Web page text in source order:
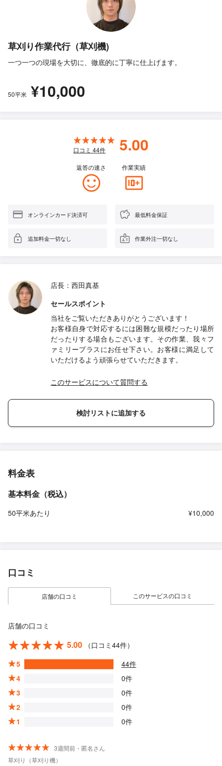
草刈り作業代行（草刈機)
一つ一つの現場を大切に、徹底的に丁寧に仕上げます。
50平米 ¥10,000
口コミ 44件 5.00
返答の速さ 作業実績
オンラインカード決済可 最低料金保証
追加料金一切なし 作業外注一切なし
店長：西田真基
セールスポイント
当社をご覧いただきありがとうございます！
お客様自身で対応するには困難な規模だったり場所
だったりする場合もございます。その作業、我々フ
ァミリープラスにお任せ下さい。お客様に満足して
いただけるよう頑張らせていただきます。
このサービスについて質問する
検討リストに追加する
料金表
基本料金（税込）
50平米あたり ¥10,000
口コミ
店舗の口コミ このサービスの口コミ
店舗の口コミ
5.00
（口コミ44件）
5
44件
4
0件
3
0件
2
0件
1
0件
3週間前・匿名さん
草刈り（草刈り機）